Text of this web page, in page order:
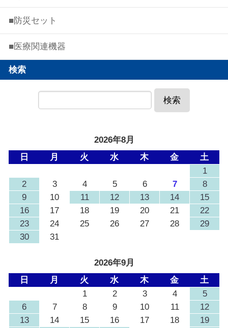
■防災セット
■医療関連機器
検索
検索
2026年8月
日
月 火 水 木 金
土
1
2
3 4 5 6 7
8
9
10 11 12 13 14
15
16
17 18 19 20 21
22
23
24 25 26 27 28
29
30
31
2026年9月
日
月 火 水 木 金
土
1
2 3 4
5
6
7 8 9 10 11
12
13
14 15 16 17 18
19